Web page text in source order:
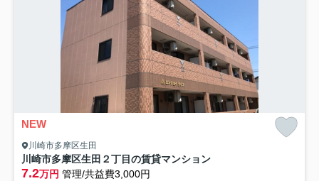
NEW
川崎市多摩区生田
川崎市多摩区生田２丁目の賃貸マンション
7.2万円 管理/共益費3,000円